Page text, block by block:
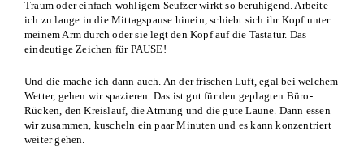
Traum oder einfach wohligem Seufzer wirkt so beruhigend. Arbeite
ich zu lange in die Mittagspause hinein, schiebt sich ihr Kopf unter
meinem Arm durch oder sie legt den Kopf auf die Tastatur. Das
eindeutige Zeichen für PAUSE!
Und die mache ich dann auch. An der frischen Luft, egal bei welchem
Wetter, gehen wir spazieren. Das ist gut für den geplagten Büro-
Rücken, den Kreislauf, die Atmung und die gute Laune. Dann essen
wir zusammen, kuscheln ein paar Minuten und es kann konzentriert
weiter gehen.